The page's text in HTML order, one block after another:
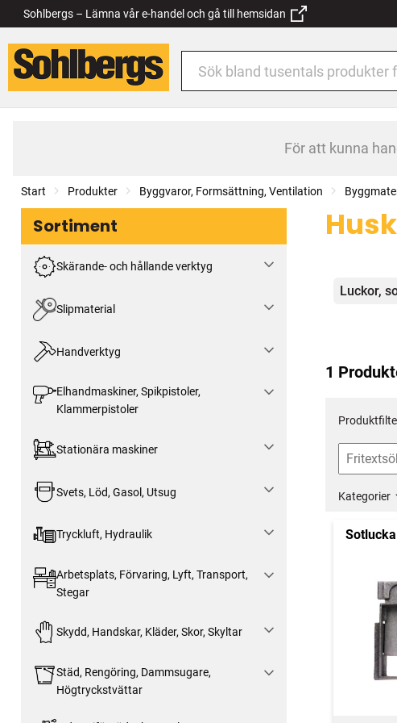
Sohlbergs – Lämna vår e-handel och gå till hemsidan
För att kunna
Start Produkter Byggvaror, Formsättning, Ventilation
Sortiment
Skärande- och hållande verktyg
Slipmaterial
Handverktyg
Elhandmaskiner, Spikpistoler,
Klammerpistoler
Stationära maskiner
Svets, Löd, Gasol, Utsug
Tryckluft, Hydraulik
Arbetsplats, Förvaring, Lyft, Transport,
Stegar
Skydd, Handskar, Kläder, Skor, Skyltar
Städ, Rengöring, Dammsugare,
Högtryckstvättar
Luckor,
1
Kategorier